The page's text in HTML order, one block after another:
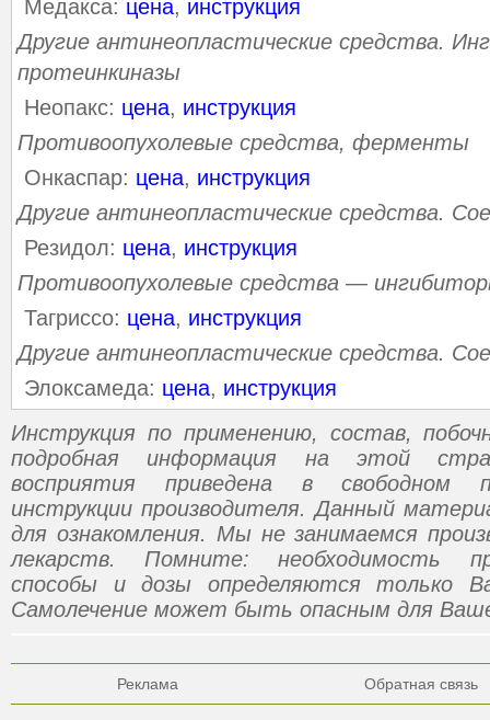
Медакса: цена, инструкция
Другие антинеопластические средства.
протеинкиназы
Неопакс: цена, инструкция
Противоопухолевые средства, ферменты
Онкаспар: цена, инструкция
Другие антинеопластические средства.
Резидол: цена, инструкция
Противоопухолевые средства —
Тагриссо: цена, инструкция
Другие антинеопластические средства.
Элоксамеда: цена, инструкция
Инструкция по применению, состав,
подробная информация на этой
восприятия приведена в свободном
инструкции производителя. Данный
для ознакомления. Мы не занимаемся
лекарств. Помните: необходимость
способы и дозы определяются только
Самолечение может быть опасным для
Реклама Обратная связь